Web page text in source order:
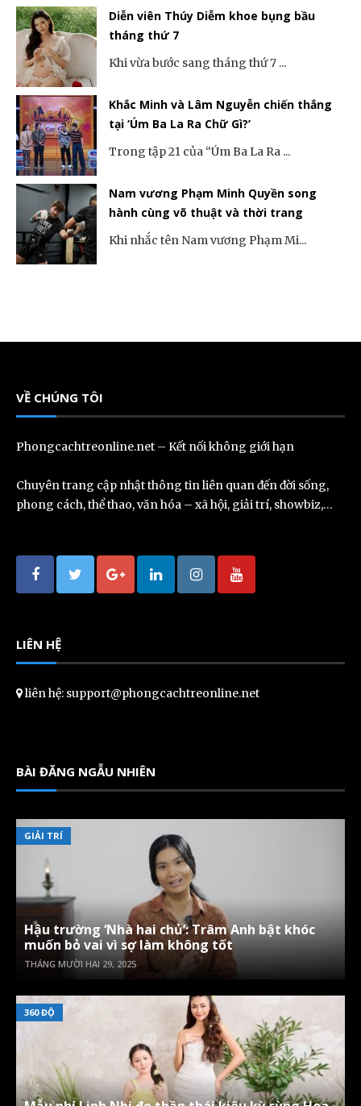
Diễn viên Thúy Diễm khoe bụng bầu
tháng thứ 7
Khi vừa bước sang tháng thứ 7 ...
Khắc Minh và Lâm Nguyễn chiến thắng
tại ‘Úm Ba La Ra Chữ Gì?’
Trong tập 21 của “Úm Ba La Ra ...
Nam vương Phạm Minh Quyền song
hành cùng võ thuật và thời trang
Khi nhắc tên Nam vương Phạm Mi...
VỀ CHÚNG TÔI
Phongcachtreonline.net – Kết nối không giới hạn
Chuyên trang cập nhật thông tin liên quan đến đời sống,
phong cách, thể thao, văn hóa – xã hội, giải trí, showbiz,…
LIÊN HỆ
liên hệ: support@phongcachtreonline.net
BÀI ĐĂNG NGẪU NHIÊN
GIẢI TRÍ
Hậu trường ‘Nhà hai chủ’: Trâm Anh bật khóc
muốn bỏ vai vì sợ làm không tốt
THÁNG MƯỜI HAI 29, 2025
360 ĐỘ